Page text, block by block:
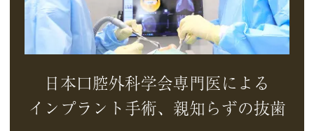
日本口腔外科学会専門医による
インプラント手術、親知らずの抜歯